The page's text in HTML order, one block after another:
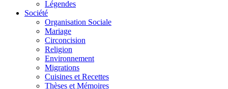
Légendes
Société
Organisation Sociale
Mariage
Circoncision
Religion
Environnement
Migrations
Cuisines et Recettes
Thèses et Mémoires